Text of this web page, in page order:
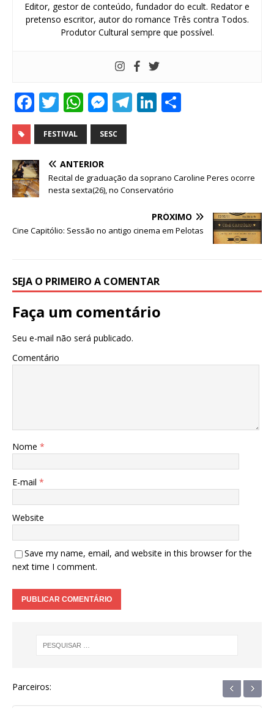
Editor, gestor de conteúdo, fundador do ecult. Redator e
pretenso escritor, autor do romance Três contra Todos.
Produtor Cultural sempre que possível.
F
a
c
e
b
o
k
T
w
it
te
r
W
h
at
s
A
p
M
e
ss
n
g
r
T
ra
m
Li
dI
n
FESTIVAL SESC
ANTERIOR
Recital de graduação da soprano Caroline Peres ocorre
nesta sexta(26), no Conservatório
PRÓXIMO
Cine Capitólio: Sessão no antigo cinema em Pelotas
SEJA O PRIMEIRO A COMENTAR
Faça um comentário
Seu e-mail não será publicado.
Comentário
Nome *
E-mail *
Website
Save my name, email, and website in this browser for the
next time I comment.
Parceiros: ‹ ›